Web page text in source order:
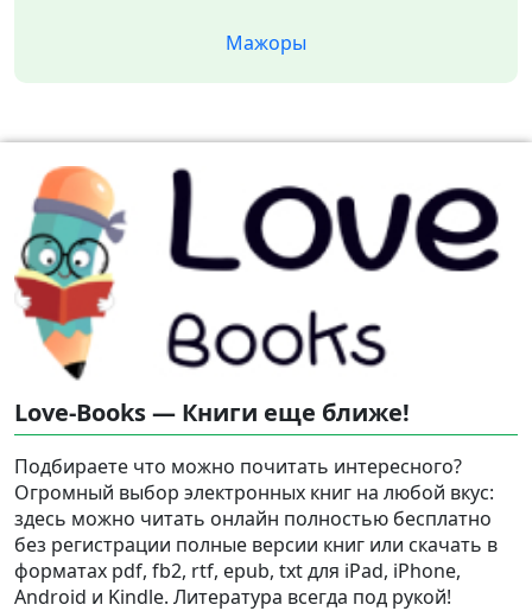
Мажоры
Love-Books — Книги еще ближе!
Подбираете что можно почитать интересного?
Огромный выбор электронных книг на любой вкус:
здесь можно читать онлайн полностью бесплатно
без регистрации полные версии книг или скачать в
форматах pdf, fb2, rtf, epub, txt для iPad, iPhone,
Android и Kindle. Литература всегда под рукой!